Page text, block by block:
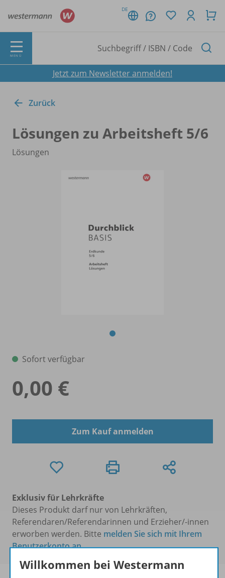
DE
MENÜ
Jetzt zum Newsletter anmelden!
Zurück
Lösungen zu Arbeitsheft 5/6
Lösungen
Sofort verfügbar
0,00 €
Zum Kauf anmelden
Exklusiv für Lehrkräfte
Dieses Produkt darf nur von Lehrkräften,
Referendaren/Referendarinnen und Erzieher/-innen
erworben werden. Bitte melden Sie sich mit Ihrem
Benutzerkonto an.
Willkommen bei Westermann